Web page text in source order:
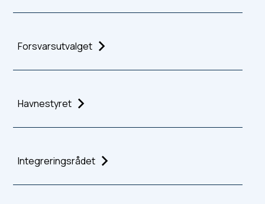
Forsvarsutvalget
Havnestyret
Integreringsrådet